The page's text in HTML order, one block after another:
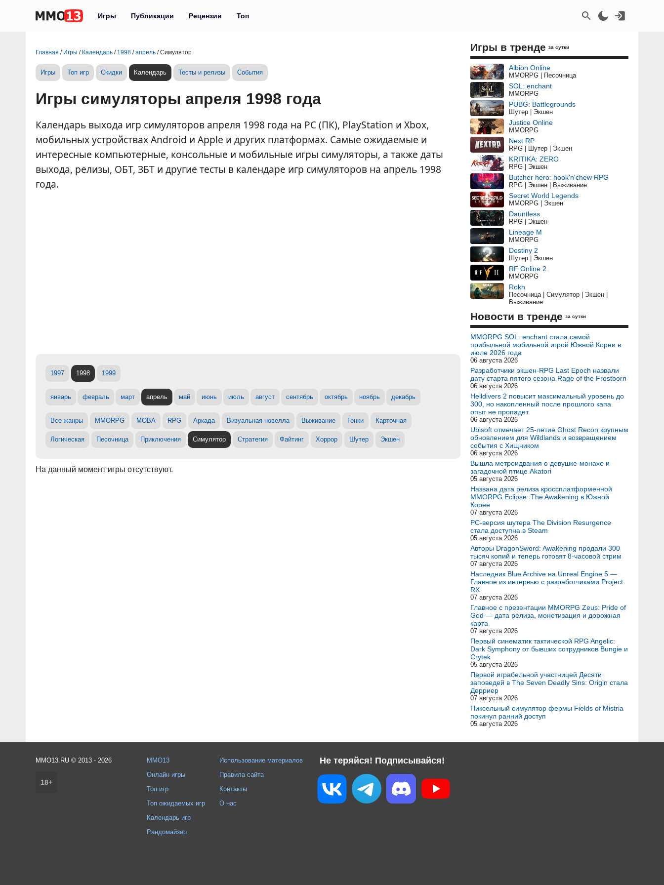
Игры Публикации Рецензии Топ
Главная / Игры / Календарь / 1998 /апрель /Симулятор
Игры Топ игр Скидки Календарь Тесты и релизы События
Игры симуляторы апреля 1998 года
Календарь выхода игр симуляторов апреля 1998 года на PC (ПК), PlayStation и Xbox,
мобильных устройствах Android и Apple и других платформах. Самые ожидаемые и
интересные компьютерные, консольные и мобильные игры симуляторы, а также даты
выхода, релизы, ОБТ, ЗБТ и другие тесты в календаре игр симуляторов на апрель 1998
года.
1997 1998 1999
январь февраль март апрель май июнь июль август сентябрь октябрь ноябрь декабрь
Все жанры MMORPG MOBA RPG Аркада Визуальная новелла Выживание Гонки Карточная
Логическая Песочница Приключения Симулятор Стратегия Файтинг Хоррор Шутер Экшен
На данный момент игры отсутствуют.
Игры в тренде за сутки
Albion Online
MMORPG | Песочница
SOL: enchant
MMORPG
PUBG: Battlegrounds
Шутер | Экшен
Justice Online
MMORPG
Next RP
RPG | Шутер | Экшен
KRITIKA: ZERO
RPG | Экшен
Butcher hero: hook'n'chew RPG
RPG | Экшен | Выживание
Secret World Legends
MMORPG | Экшен
Dauntless
RPG | Экшен
Lineage M
MMORPG
Destiny 2
Шутер | Экшен
RF Online 2
MMORPG
Rokh
Песочница | Симулятор | Экшен |
Выживание
Новости в тренде за сутки
MMORPG SOL: enchant стала самой
прибыльной мобильной игрой Южной Кореи в
июле 2026 года
06 августа 2026
Разработчики экшен-RPG Last Epoch назвали
дату старта пятого сезона Rage of the Frostborn
06 августа 2026
Helldivers 2 повысит максимальный уровень до
300, но накопленный после прошлого капа
опыт не пропадет
06 августа 2026
Ubisoft отмечает 25-летие Ghost Recon крупным
обновлением для Wildlands и возвращением
события с Хищником
06 августа 2026
Вышла метроидвания о девушке-монахе и
загадочной птице Akatori
05 августа 2026
Названа дата релиза кроссплатформенной
MMORPG Eclipse: The Awakening в Южной
Корее
07 августа 2026
PC-версия шутера The Division Resurgence
стала доступна в Steam
05 августа 2026
Авторы DragonSword: Awakening продали 300
тысяч копий и теперь готовят 8-часовой стрим
07 августа 2026
Наследник Blue Archive на Unreal Engine 5 —
Главное из интервью с разработчиками Project
RX
07 августа 2026
Главное с презентации MMORPG Zeus: Pride of
God — дата релиза, монетизация и дорожная
карта
07 августа 2026
Первый синематик тактической RPG Angelic:
Dark Symphony от бывших сотрудников Bungie и
Crytek
05 августа 2026
Первой играбельной участницей Десяти
заповедей в The Seven Deadly Sins: Origin стала
Дерриер
07 августа 2026
Пиксельный симулятор фермы Fields of Mistria
покинул ранний доступ
05 августа 2026
Не теряйся! Подписывайся!
MMO13.RU © 2013 - 2026
18+
MMO13
Онлайн игры
Топ игр
Топ ожидаемых игр
Календарь игр
Рандомайзер
Использование материалов
Правила сайта
Контакты
О нас